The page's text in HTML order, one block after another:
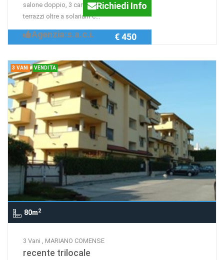
salone doppio, 3 camere, 3 bagni, 3
terrazzi oltre a solarium c...
Richiedi Info
Agenzia:s.a.c.i. € 450
3 VANI VENDITA
80m2
3 Vani , MARIANO COMENSE
recente trilocale